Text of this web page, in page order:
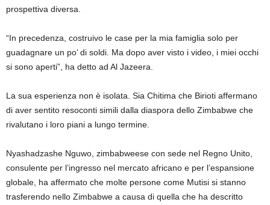
prospettiva diversa.
“In precedenza, costruivo le case per la mia famiglia solo per
guadagnare un po’ di soldi. Ma dopo aver visto i video, i miei occhi
si sono aperti”, ha detto ad Al Jazeera.
La sua esperienza non è isolata. Sia Chitima che Birioti affermano
di aver sentito resoconti simili dalla diaspora dello Zimbabwe che
rivalutano i loro piani a lungo termine.
Nyashadzashe Nguwo, zimbabweese con sede nel Regno Unito,
consulente per l’ingresso nel mercato africano e per l’espansione
globale, ha affermato che molte persone come Mutisi si stanno
trasferendo nello Zimbabwe a causa di quella che ha descritto